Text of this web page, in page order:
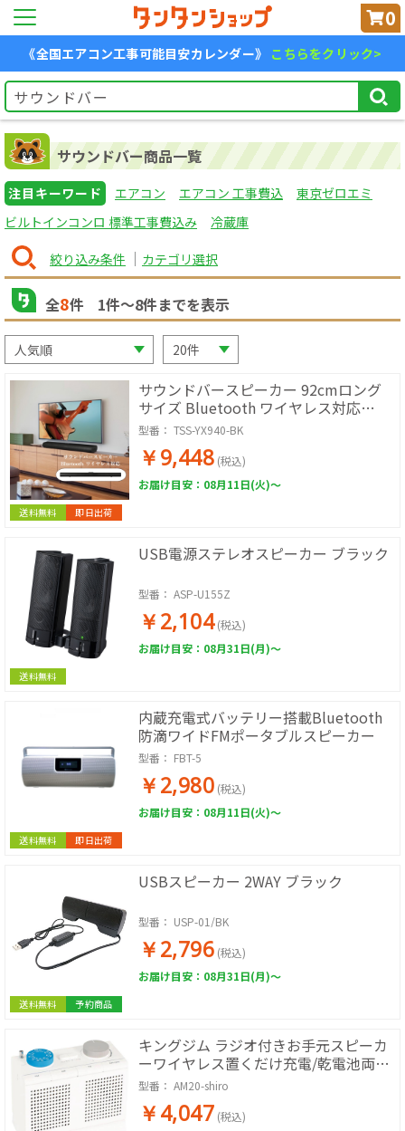
0
《全国エアコン工事可能目安カレンダー》 こちらをクリック>
サウンドバー商品一覧
注目キーワード エアコン エアコン 工事費込
東京ゼロエミ
ビルトインコンロ 標準工事費込み
冷蔵庫
絞り込み条件 カテゴリ選択
全8件 1件〜8件までを表示
送料無料 即日出荷
サウンドバースピーカー 92cmロング
サイズ Bluetooth ワイヤレス対応
HDMI リモコン付属 2.1chサブウーファ
ー内蔵
型番： TSS-YX940-BK
￥9,448 (税込)
お届け目安：08月11日(火)～
送料無料
USB電源ステレオスピーカー ブラック
型番： ASP-U155Z
￥2,104 (税込)
お届け目安：08月31日(月)～
送料無料 即日出荷
内蔵充電式バッテリー搭載Bluetooth
防滴ワイドFMポータブルスピーカー
型番： FBT-5
￥2,980 (税込)
お届け目安：08月11日(火)～
送料無料 予約商品
USBスピーカー 2WAY ブラック
型番： USP-01/BK
￥2,796 (税込)
お届け目安：08月31日(月)～
キングジム ラジオ付きお手元スピーカ
ーワイヤレス置くだけ充電/乾電池両対
応 AM20-shiro
型番： AM20-shiro
￥4,047 (税込)